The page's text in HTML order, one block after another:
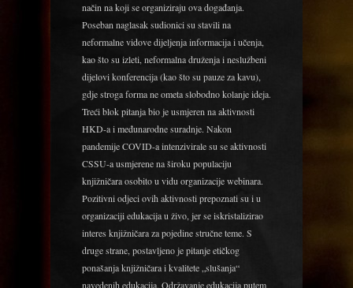
način na koji se organiziraju ova događanja.
Poseban naglasak sudionici su stavili na
neformalne vidove dijeljenja informacija i učenja,
kao što su izleti, neformalna druženja i neslužbeni
dijelovi konferencija (kao što su pauze za kavu),
gdje stroga forma ne ometa slobodno kolanje ideja.
Treći blok pitanja bio je usmjeren na aktivnosti
HKD-a i međunarodne suradnje. Nakon
pandemije COVID-a intenzivirale su se aktivnosti
CSSU-a usmjerene na široku populaciju
knjižničara osobito u vidu organizacije webinara.
Pozitivni odjeci ovih aktivnosti prepoznati su i u
organizaciji edukacija u živo, jer se iskristalizirao
interes knjižničara za pojedine stručne teme. S
druge strane, postavljeno je pitanje etičkog
ponašanja knjižničara i kvalitete „slušanja“
navedenih edukacija. Održavanje edukacija putem